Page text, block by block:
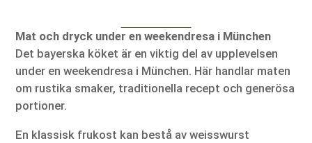
Mat och dryck under en weekendresa i München
Det bayerska köket är en viktig del av upplevelsen
under en weekendresa i München. Här handlar maten
om rustika smaker, traditionella recept och generösa
portioner.
En klassisk frukost kan bestå av weisswurst